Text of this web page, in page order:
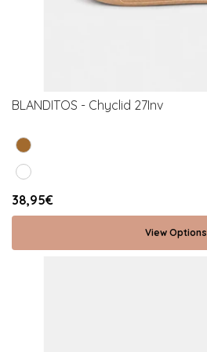
BLANDITOS - Chyclid 27Inv
38,95€
View Options